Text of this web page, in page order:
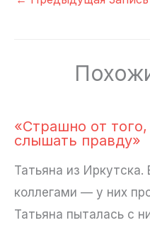
«Страшно от
слышать правду»
Татьяна из Иркутска.
коллегами — у них
Татьяна пыталась с